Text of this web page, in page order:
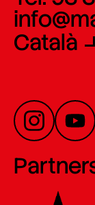
Català